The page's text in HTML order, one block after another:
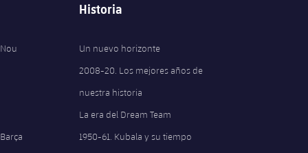
Historia
Un nuevo horizonte
2008-20. Los mejores años de
nuestra historia
La era del Dream Team
1950-61. Kubala y su tiempo